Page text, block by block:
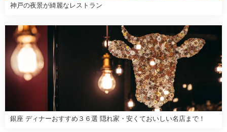
神戸の夜景が綺麗なレストラン
銀座 ディナーおすすめ３６選 隠れ家・安くておいしい名店まで！